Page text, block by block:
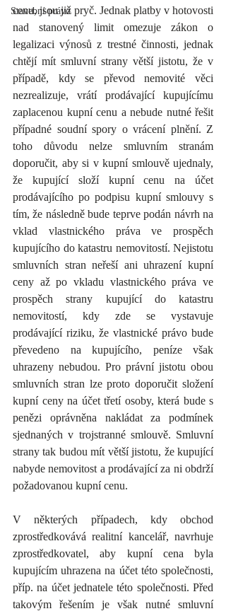
Stavební právo
cenu, jsou již pryč. Jednak platby v hotovosti
nad stanovený limit omezuje zákon o
legalizaci výnosů z trestné činnosti, jednak
chtějí mít smluvní strany větší jistotu, že v
případě, kdy se převod nemovité věci
nezrealizuje, vrátí prodávající kupujícímu
zaplacenou kupní cenu a nebude nutné řešit
případné soudní spory o vrácení plnění. Z
toho důvodu nelze smluvním stranám
doporučit, aby si v kupní smlouvě ujednaly,
že kupující složí kupní cenu na účet
prodávajícího po podpisu kupní smlouvy s
tím, že následně bude teprve podán návrh na
vklad vlastnického práva ve prospěch
kupujícího do katastru nemovitostí. Nejistotu
smluvních stran neřeší ani uhrazení kupní
ceny až po vkladu vlastnického práva ve
prospěch strany kupující do katastru
nemovitostí, kdy zde se vystavuje
prodávající riziku, že vlastnické právo bude
převedeno na kupujícího, peníze však
uhrazeny nebudou. Pro právní jistotu obou
smluvních stran lze proto doporučit složení
kupní ceny na účet třetí osoby, která bude s
penězi oprávněna nakládat za podmínek
sjednaných v trojstranné smlouvě. Smluvní
strany tak budou mít větší jistotu, že kupující
nabyde nemovitost a prodávající za ni obdrží
požadovanou kupní cenu.
V některých případech, kdy obchod
zprostředkovává realitní kancelář, navrhuje
zprostředkovatel, aby kupní cena byla
kupujícím uhrazena na účet této společnosti,
příp. na účet jednatele této společnosti. Před
takovým řešením je však nutné smluvní